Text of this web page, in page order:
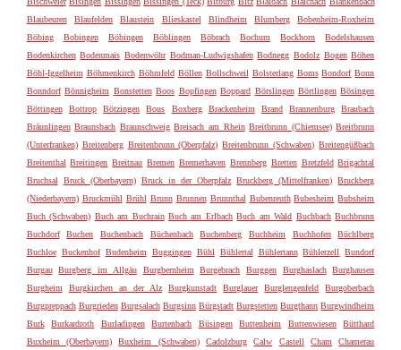
Blaubeuren
Blaufelden Blaustein Blieskastel Blindheim Blumberg
Bobenheim-Roxheim
Böbing
Bobingen Böbingen Böblingen Böbrach Bochum Bockhorn
Bodelshausen
Bodenkirchen Bodenmais Bodenwöhr Bodman-Ludwigshafen Bodnegg Bodolz Bogen Böhen
Böhl-Iggelheim Böhmenkirch Böhmfeld Böllen Bollschweil Bolsterlang Boms Bondorf Bonn
Bonndorf Bönnigheim Bonstetten Boos Bopfingen Boppard Börslingen Börtlingen Bösingen
Böttingen
Bottrop Bötzingen Bous Boxberg Brackenheim Brand Brannenburg
Braubach
Bräunlingen Braunsbach Braunschweig Breisach am Rhein Breitbrunn (Chiemsee) Breitbrunn
(Unterfranken) Breitenberg Breitenbrunn (Oberpfalz) Breitenbrunn (Schwaben) Breitengüßbach
Breitenthal Breitingen Breitnau Bremen Bremerhaven Brennberg Bretten Bretzfeld Brigachtal
Bruchsal
Bruck (Oberbayern) Bruck in der Oberpfalz Bruckberg (Mittelfranken) Bruckberg
(Niederbayern) Bruckmühl Brühl Brunn Brunnen Brunnthal Bubenreuth Bubesheim Bubsheim
Buch (Schwaben) Buch am Buchrain Buch am Erlbach Buch am Wald Buchbach Buchbrunn
Buchdorf
Buchen Buchenbach Büchenbach Buchenberg Buchheim Buchhofen
Büchlberg
Buchloe Buckenhof Budenheim Buggingen Bühl Bühlertal Bühlertann Bühlerzell
Bundorf
Burgau
Burgberg im Allgäu Burgbernheim Burgebrach Burggen Burghaslach
Burghausen
Burgheim
Burgkirchen an der Alz Burgkunstadt Burglauer Burglengenfeld
Burgoberbach
Burgpreppach Burgrieden Burgsalach Burgsinn Bürgstadt Burgstetten Burgthann Burgwindheim
Burk
Burkardroth Burladingen Burtenbach Büsingen Buttenheim Buttenwiesen
Bütthard
Buxheim (Oberbayern)
Buxheim (Schwaben) Cadolzburg Calw Castell Cham
Chamerau